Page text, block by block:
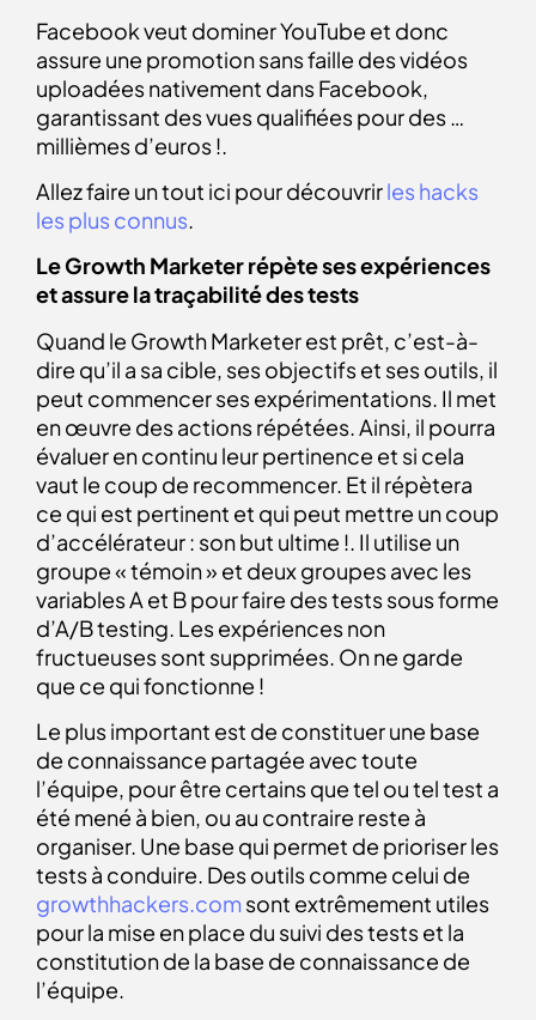
Facebook veut dominer YouTube et donc
assure une promotion sans faille des vidéos
uploadées nativement dans Facebook,
garantissant des vues qualifiées pour des …
millièmes d’euros !.
Allez faire un tout ici pour découvrirles hacks
les plus connus.
Le Growth Marketer répète ses expériences
et assure la traçabilité des tests
Quand le Growth Marketer est prêt, c’est-à-
dire qu’il a sa cible, ses objectifs et ses outils, il
peut commencer ses expérimentations. Il met
en œuvre des actions répétées. Ainsi, il pourra
évaluer en continu leur pertinence et si cela
vaut le coup de recommencer. Et il répètera
ce qui est pertinent et qui peut mettre un coup
d’accélérateur : son but ultime !. Il utilise un
groupe « témoin » et deux groupes avec les
variables A et B pour faire des tests sous forme
d’A/B testing. Les expériences non
fructueuses sont supprimées. On ne garde
que ce qui fonctionne !
Le plus important est de constituer une base
de connaissance partagée avec toute
l’équipe, pour être certains que tel ou tel test a
été mené à bien, ou au contraire reste à
organiser. Une base qui permet de prioriser les
tests à conduire. Des outils comme celui de
growthhackers.comsont extrêmement utiles
pour la mise en place du suivi des tests et la
constitution de la base de connaissance de
l’équipe.